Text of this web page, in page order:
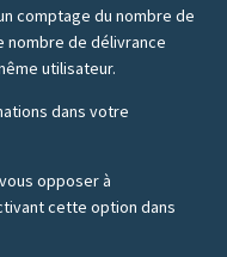
comptage du nombre de
de délivrance
utilisateur.
dans votre
opposer à
cette option dans